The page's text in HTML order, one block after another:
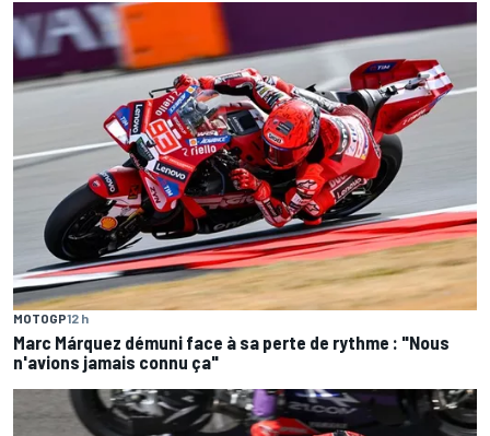
MOTOGP12 h
Marc Márquez démuni face à sa perte de rythme : "Nous
n'avions jamais connu ça"